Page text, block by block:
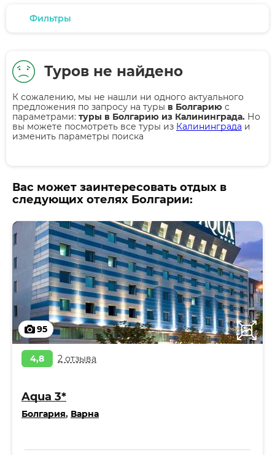
Фильтры
Туров не найдено
К сожалению, мы не нашли ни одного актуального
предложения по запросу на туры в Болгарию с
параметрами: туры в Болгарию из Калининграда. Но
вы можете посмотреть все туры из Калининграда и
изменить параметры поиска
Вас может заинтересовать отдых в
следующих отелях Болгарии:
95
4,8 2 отзыва
Aqua 3*
Болгария, Варна